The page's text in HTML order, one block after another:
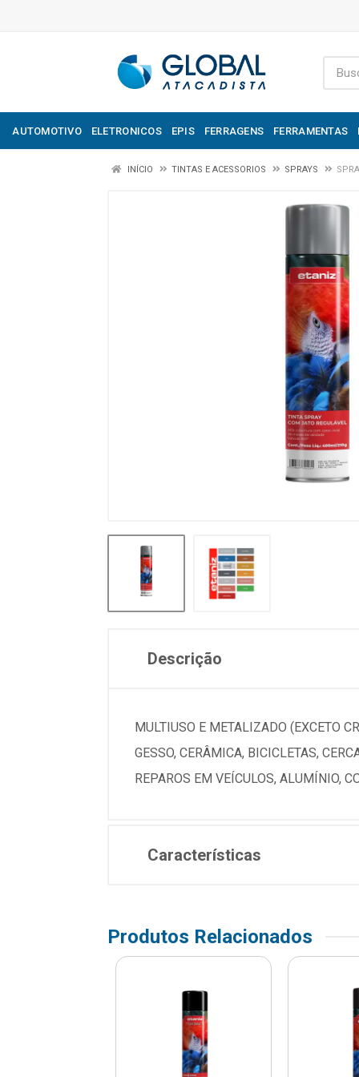
AUTOMOTIVO ELETRONICOS EPIS FERRAGENS FERRAMENTAS
INÍCIO TINTAS E ACESSORIOS SPRAYS
Descrição
MULTIUSO E METALIZADO (EXCETO
GESSO, CERÂMICA, BICICLETAS,
REPAROS EM VEÍCULOS, ALUMÍNIO,
Características
Produtos Relacionados